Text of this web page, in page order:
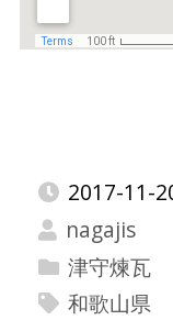
2017-11-
nagajis
津守煉瓦
和歌山県